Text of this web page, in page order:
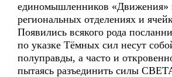
единомышленников «Движения»
региональных отделениях и
Появились всякого рода
по указке Тёмных сил несут
полуправды, а часто и
пытаясь разъединить силы